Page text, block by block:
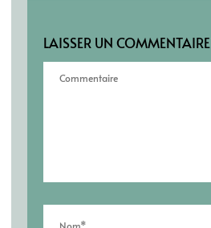
LAISSER UN COMMENTAIRE